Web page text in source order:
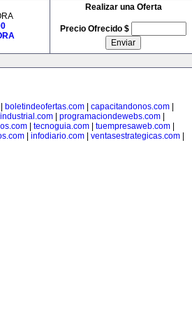
Realizar una Oferta
Precio Ofrecido $
boletindeofertas.com capacitandonos.com
programaciondewebs.com
tecnoguia.com tuempresaweb.com
| infodiario.com| ventasestrategicas.com|